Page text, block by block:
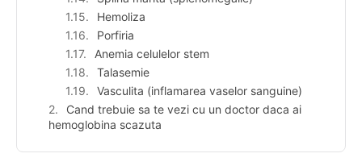
Hemoliza
Porfiria
Anemia celulelor stem
Talasemie
Vasculita (inflamarea vaselor sanguine)
Cand trebuie sa te vezi cu un doctor daca ai
hemoglobina scazuta